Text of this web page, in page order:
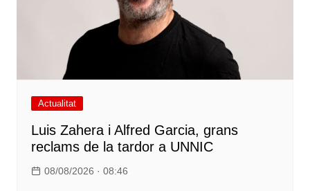
Actualitat
Luis Zahera i Alfred Garcia, grans
reclams de la tardor a UNNIC
08/08/2026 · 08:46